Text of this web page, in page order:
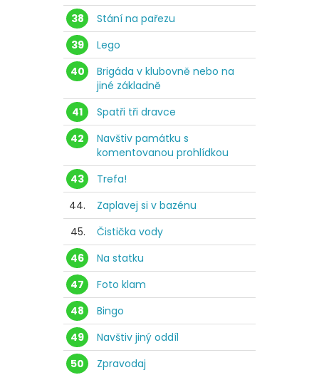
38
Stání na pařezu
39
Lego
40
Brigáda v klubovně nebo na
jiné základně
41
Spatři tři dravce
42
Navštiv památku s
komentovanou prohlídkou
43
Trefa!
44.
Zaplavej si v bazénu
45.
Čistička vody
46
Na statku
47
Foto klam
48
Bingo
49
Navštiv jiný oddíl
50
Zpravodaj